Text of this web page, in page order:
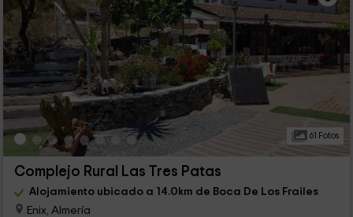
61 Fotos
Complejo Rural Las Tres Patas
Alojamiento ubicado a 14.0km de Boca De Los Frailes
Enix, Almería